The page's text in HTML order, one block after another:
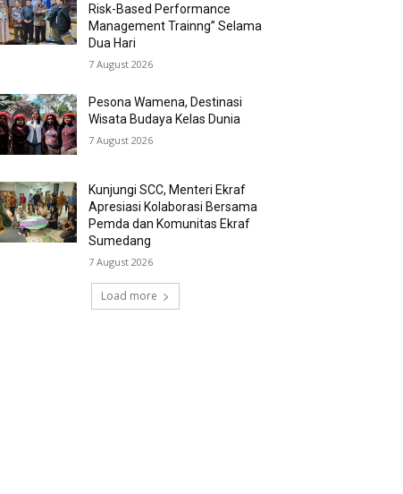
Risk-Based Performance
Management Trainng” Selama
Dua Hari
7 August 2026
Pesona Wamena, Destinasi
Wisata Budaya Kelas Dunia
7 August 2026
Kunjungi SCC, Menteri Ekraf
Apresiasi Kolaborasi Bersama
Pemda dan Komunitas Ekraf
Sumedang
7 August 2026
Load more